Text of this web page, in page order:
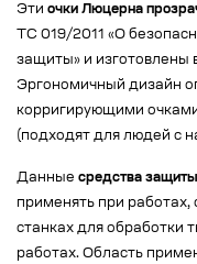
Эти очки Люцерна
ТС 019/2011 «О
защиты» и изготовлены
Эргономичный дизайн
корригирующими
(подходят для людей с
Данные средства
применять при работах,
станках для обработки
работах. Область